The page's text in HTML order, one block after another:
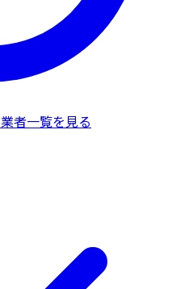
業者一覧を見る